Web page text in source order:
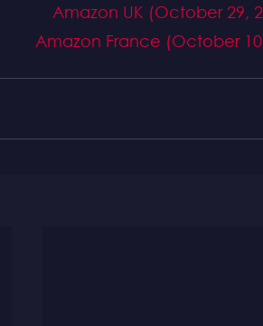
Amazon UK (October 29,
Amazon France (October